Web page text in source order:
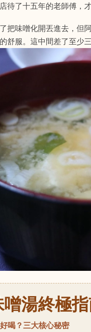
待了十五年的老師傅，
把味噌化開丟進去，但
舒服。這中間差了至少
噌湯終極
喝？三大核心秘密